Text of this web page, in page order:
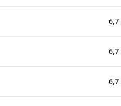
6,7
6,7
6,7